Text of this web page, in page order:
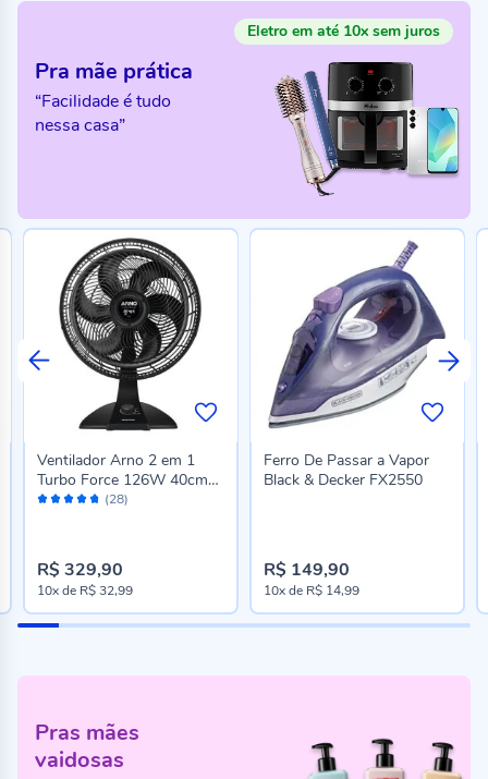
Eletro em até 10x sem juros
Pra mãe prática
“Facilidade é tudo
nessa casa”
Avaliação: (28)
Ventilador Arno 2 em 1
Turbo Force 126W 40cm
VF42
R$ 329,90
10xde R$ 32,99
Ferro De Passar a Vapor
Black & Decker FX2550
R$ 149,90
10xde R$ 14,99
Pras mães
vaidosas